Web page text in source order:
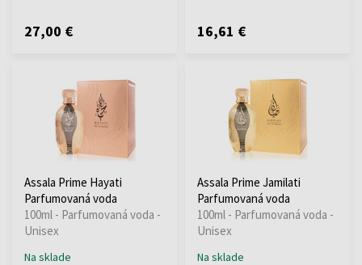
27,00 € 16,61 €
Assala Prime Hayati
Parfumovaná voda
100ml - Parfumovaná voda -
Unisex
Na sklade
Assala Prime Jamilati
Parfumovaná voda
100ml - Parfumovaná voda -
Unisex
Na sklade